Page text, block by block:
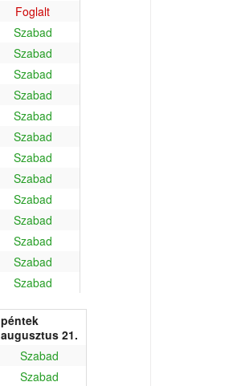
Foglalt
Szabad
Szabad
Szabad
Szabad
Szabad
Szabad
Szabad
Szabad
Szabad
Szabad
Szabad
Szabad
Szabad
péntek
augusztus 21.
Szabad
Szabad